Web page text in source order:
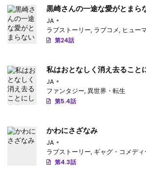
第26.2話: 第26.2話-v66
第26.1話: 第26.1話-v65
第25.2話 : 第25.2話-v63
第25.1話: 第25.1話-v62
第24.3話: 第24.3話-v60
第24.2話: 第24.2話-v59
黒崎さんの一途な愛がとまら
JA
ラブストーリー, ラブコメ, ヒュー
第24話
私はおとなしく消え去ること
JA
ファンタジー, 異世界・転生
第5.4話
かわにさざなみ
JA
ラブストーリー, ギャグ・コメディ
第4.3話